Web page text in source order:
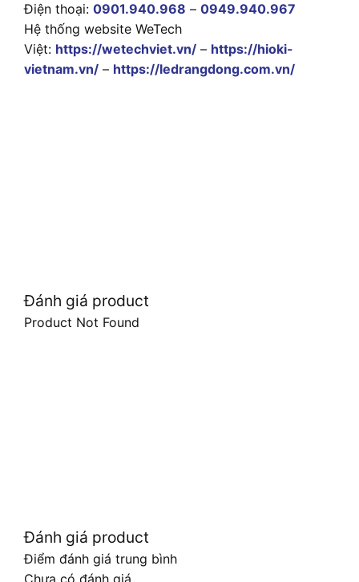
Điện thoại: 0901.940.968 – 0949.940.967
Hệ thống website WeTech
Việt: https://wetechviet.vn/ – https://hioki-
vietnam.vn/ – https://ledrangdong.com.vn/
Đánh giá product
Product Not Found
Đánh giá product
Điểm đánh giá trung bình